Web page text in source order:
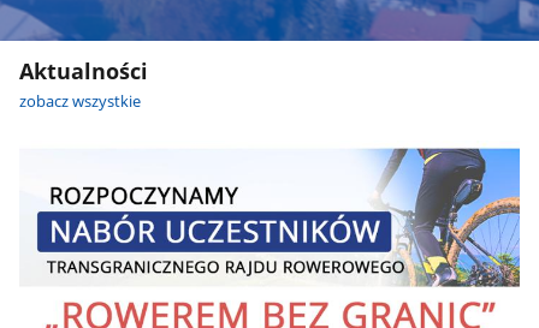
Aktualności
zobacz wszystkie